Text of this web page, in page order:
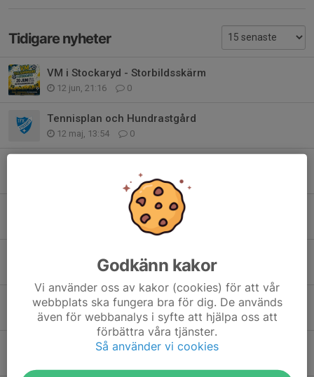
Tidigare nyheter
VM i Stockaryd - Storbildsskärm
12 jun, 21:16 0
Tennisplan och Hundrastgård
12 maj, 13:54 0
Stockarydsloppet - 9 maj
0
14 apr, 20:52 0
När vi hjälps åt blir det som bäst
11 apr, 14:51 4
Städ- & Fixardag
Godkänn kakor
Vi använder oss av kakor (cookies) för att vår
webbplats ska fungera bra för dig. De används
även för webbanalys i syfte att hjälpa oss att
förbättra våra tjänster.
Så använder vi cookies